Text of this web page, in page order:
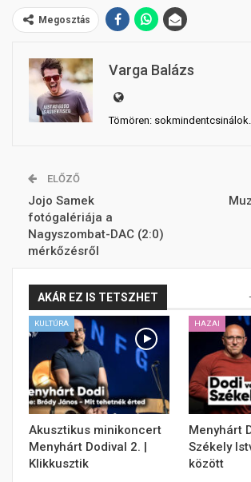
Megosztás
Varga Balázs
Tömören: sokmindentcsinálok.
ELŐZŐ
Jojo Samek
fotógalériája a
Nagyszombat-DAC (2:0)
mérkőzésről
AKÁR EZ IS TETSZHET
KULTÚRA
Akusztikus minikoncert
Menyhárt Dodival 2. |
Klikkusztik
HAZAI
Menyhárt
Székely
között